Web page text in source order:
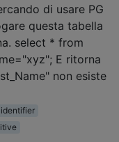
di usare PG
questa tabella
select * from
E ritorna
non esiste
identifier